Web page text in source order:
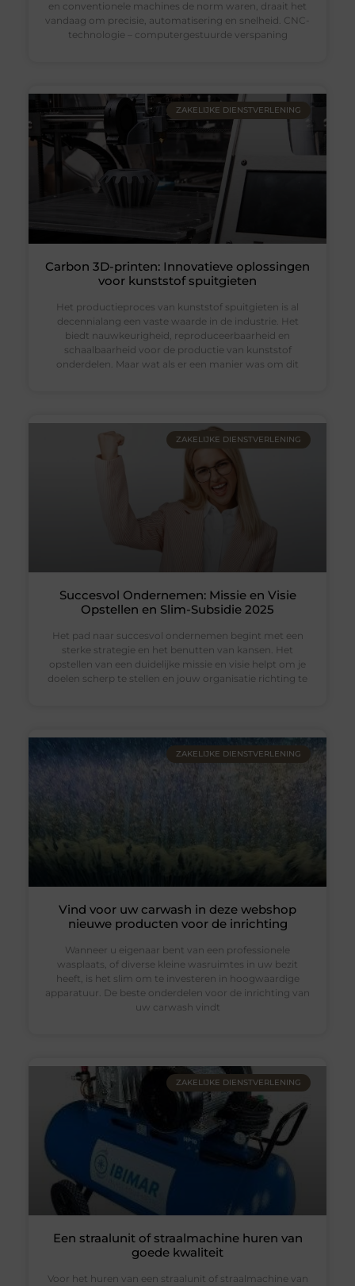
en conventionele machines de norm waren, draait het
vandaag om precisie, automatisering en snelheid. CNC-
technologie – computergestuurde verspaning
ZAKELIJKE DIENSTVERLENING
Carbon 3D-printen: Innovatieve oplossingen
voor kunststof spuitgieten
Het productieproces van kunststof spuitgieten is al
decennialang een vaste waarde in de industrie. Het
biedt nauwkeurigheid, reproduceerbaarheid en
schaalbaarheid voor de productie van kunststof
onderdelen. Maar wat als er een manier was om dit
ZAKELIJKE DIENSTVERLENING
Succesvol Ondernemen: Missie en Visie
Opstellen en Slim-Subsidie 2025
Het pad naar succesvol ondernemen begint met een
sterke strategie en het benutten van kansen. Het
opstellen van een duidelijke missie en visie helpt om je
doelen scherp te stellen en jouw organisatie richting te
ZAKELIJKE DIENSTVERLENING
Vind voor uw carwash in deze webshop
nieuwe producten voor de inrichting
Wanneer u eigenaar bent van een professionele
wasplaats, of diverse kleine wasruimtes in uw bezit
heeft, is het slim om te investeren in hoogwaardige
apparatuur. De beste onderdelen voor de inrichting van
uw carwash vindt
ZAKELIJKE DIENSTVERLENING
Een straalunit of straalmachine huren van
goede kwaliteit
Voor het huren van een straalunit of straalmachine van